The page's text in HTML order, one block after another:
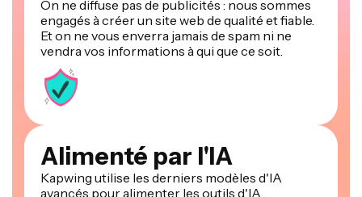
On ne diffuse pas de publicités : nous sommes
engagés à créer un site web de qualité et fiable.
Et on ne vous enverra jamais de spam ni ne
vendra vos informations à qui que ce soit.
Alimenté par l'IA
Kapwing utilise les derniers modèles d'IA
avancés pour alimenter les outils d'IA